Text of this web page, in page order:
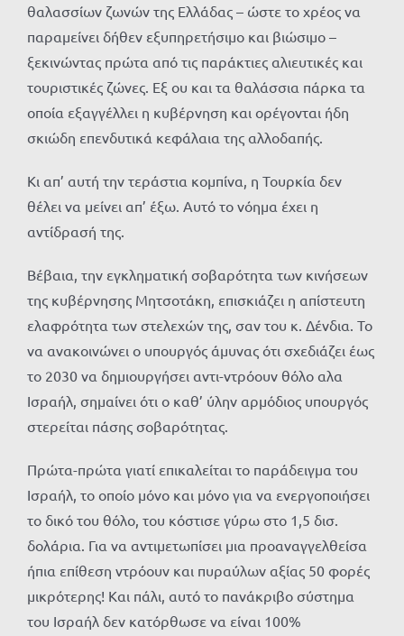
θαλασσίων ζωνών της Ελλάδας – ώστε το χρέος να
παραμείνει δήθεν εξυπηρετήσιμο και βιώσιμο –
ξεκινώντας πρώτα από τις παράκτιες αλιευτικές και
τουριστικές ζώνες. Εξ ου και τα θαλάσσια πάρκα τα
οποία εξαγγέλλει η κυβέρνηση και ορέγονται ήδη
σκιώδη επενδυτικά κεφάλαια της αλλοδαπής.
Κι απ’ αυτή την τεράστια κομπίνα, η Τουρκία δεν
θέλει να μείνει απ’ έξω. Αυτό το νόημα έχει η
αντίδρασή της.
Βέβαια, την εγκληματική σοβαρότητα των κινήσεων
της κυβέρνησης Μητσοτάκη, επισκιάζει η απίστευτη
ελαφρότητα των στελεχών της, σαν του κ. Δένδια. Το
να ανακοινώνει ο υπουργός άμυνας ότι σχεδιάζει έως
το 2030 να δημιουργήσει αντι-ντρόουν θόλο αλα
Ισραήλ, σημαίνει ότι ο καθ’ ύλην αρμόδιος υπουργός
στερείται πάσης σοβαρότητας.
Πρώτα-πρώτα γιατί επικαλείται το παράδειγμα του
Ισραήλ, το οποίο μόνο και μόνο για να ενεργοποιήσει
το δικό του θόλο, του κόστισε γύρω στο 1,5 δισ.
δολάρια. Για να αντιμετωπίσει μια προαναγγελθείσα
ήπια επίθεση ντρόουν και πυραύλων αξίας 50 φορές
μικρότερης! Και πάλι, αυτό το πανάκριβο σύστημα
του Ισραήλ δεν κατόρθωσε να είναι 100%